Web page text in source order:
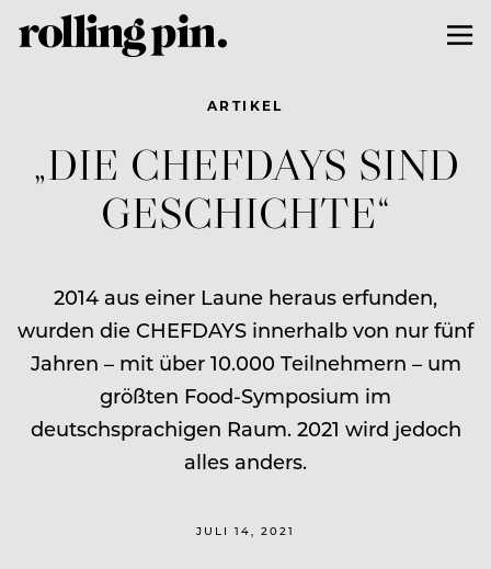
ARTIKEL
„DIE CHEFDAYS SIND
GESCHICHTE“
2014 aus einer Laune heraus erfunden,
wurden die CHEFDAYS innerhalb von nur fünf
Jahren – mit über 10.000 Teilnehmern – um
größten Food-Symposium im
deutschsprachigen Raum. 2021 wird jedoch
alles anders.
JULI 14, 2021